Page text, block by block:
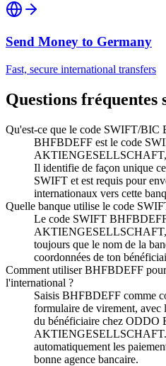
Send Money to Germany
Fast, secure international transfers
Questions
Qu'est-ce que le code SWIFT/BIC
BHFBDEFF est le code
AKTIENGESELLSCHAFT,
Il identifie de façon unique
SWIFT et est requis pour
internationaux vers cette
Quelle banque utilise le code
Le code SWIFT
AKTIENGESELLSCHAFT,
toujours que le nom de la
coordonnées de ton
Comment utiliser BHFBDEFF
l'international ?
Saisis BHFBDEFF comme
formulaire de virement,
du bénéficiaire chez ODDO
AKTIENGESELLSCHAFT.
automatiquement les
bonne agence bancaire.